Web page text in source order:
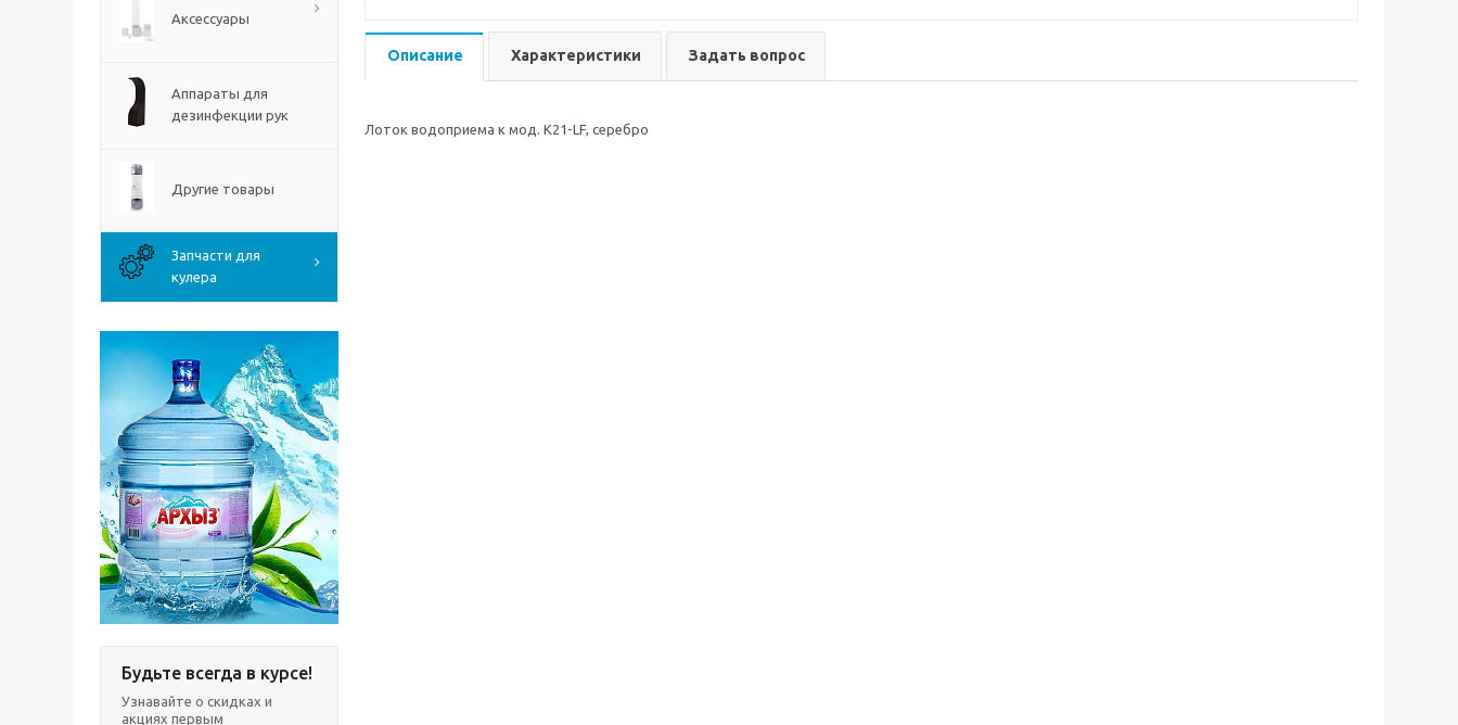
Аксессуары
Аппараты для
дезинфекции рук
Другие товары
Запчасти для
кулера
Будьте всегда в курсе!
Узнавайте о скидках и
акциях первым
Описание Характеристики Задать вопрос
Лоток водоприема к мод. K21-LF, серебро